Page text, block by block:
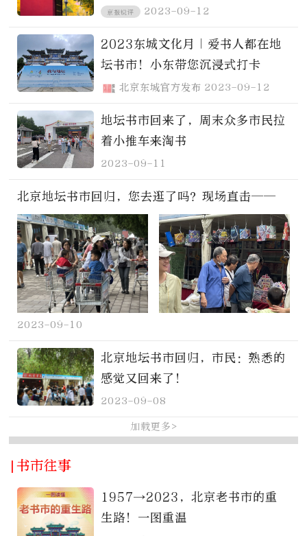
京报锐评 2023-09-12
2023东城文化月｜爱书人都在地
坛书市！小东带您沉浸式打卡
北京东城官方发布 2023-09-12
地坛书市回来了，周末众多市民拉
着小推车来淘书
2023-09-11
北京地坛书市回归，您去逛了吗？现场直击——
2023-09-10
北京地坛书市回归，市民：熟悉的
感觉又回来了！
2023-09-08
加载更多>
|书市往事
1957→2023，北京老书市的重
生路！一图重温